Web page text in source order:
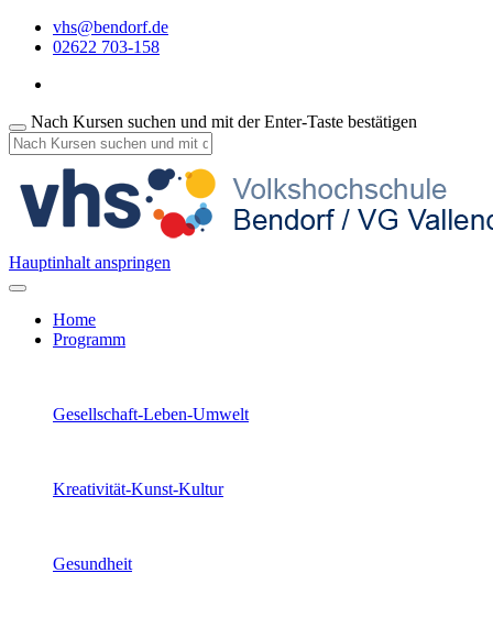
vhs@bendorf.de
02622 703-158
Nach Kursen suchen und mit der Enter-Taste bestätigen
Hauptinhalt anspringen
Home
Programm
Gesellschaft-Leben-Umwelt
Kreativität-Kunst-Kultur
Gesundheit